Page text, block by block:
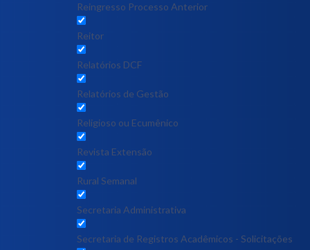
Reingresso Processo Anterior
Reitor
Relatórios DCF
Relatórios de Gestão
Religioso ou Ecumênico
Revista Extensão
Rural Semanal
Secretaria Administrativa
Secretaria de Registros Acadêmicos - Solicitações